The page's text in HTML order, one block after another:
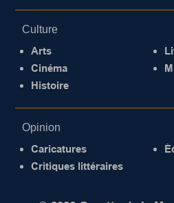
Culture
Arts
Cinéma
Histoire
Opinion
Caricatures
Critiques littéraires